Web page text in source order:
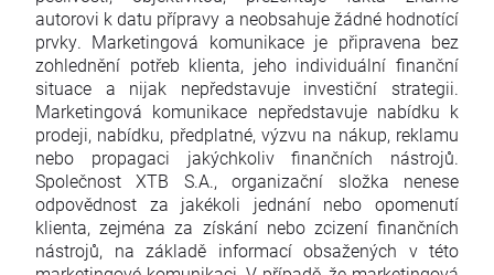
autorovi k datu přípravy a neobsahuje žádné hodnotící
prvky. Marketingová komunikace je připravena bez
zohlednění potřeb klienta, jeho individuální finanční
situace a nijak nepředstavuje investiční strategii.
Marketingová komunikace nepředstavuje nabídku k
prodeji, nabídku, předplatné, výzvu na nákup, reklamu
nebo propagaci jakýchkoliv finančních nástrojů.
Společnost XTB S.A., organizační složka nenese
odpovědnost za jakékoli jednání nebo opomenutí
klienta, zejména za získání nebo zcizení finančních
nástrojů, na základě informací obsažených v této